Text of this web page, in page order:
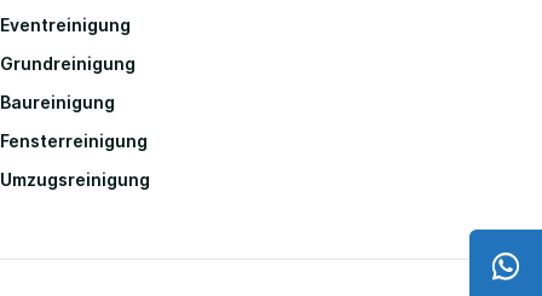
Eventreinigung
Grundreinigung
Baureinigung
Fensterreinigung
Umzugsreinigung